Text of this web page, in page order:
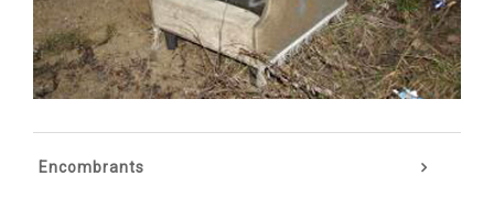
Encombrants